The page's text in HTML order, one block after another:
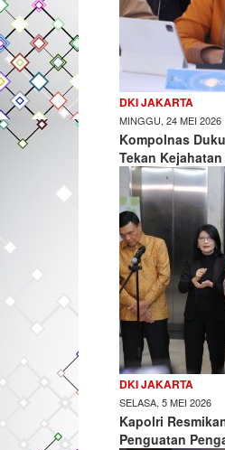
DKI JAKARTA
MINGGU, 24 MEI 2026
Kompolnas
Tekan
DKI JAKARTA
SELASA, 5 MEI 2026
Kapolri
Penguatan